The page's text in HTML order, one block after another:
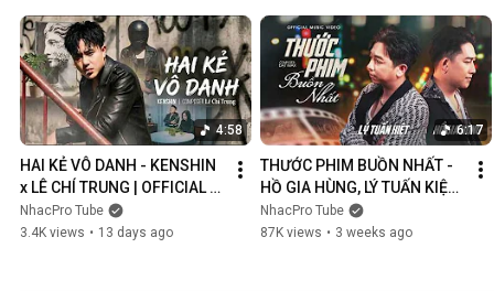
4:58
HAI KẺ VÔ DANH - KENSHIN
x LÊ CHÍ TRUNG | OFFICIAL
MUSIC VIDEO
NhacPro Tube
3.4K views • 13 days ago
6:17
THƯỚC PHIM BUỒN NHẤT -
HỒ GIA HÙNG, LÝ TUẤN KIỆT |
OFFICIAL MUSIC VIDEO
NhacPro Tube
87K views • 3 weeks ago